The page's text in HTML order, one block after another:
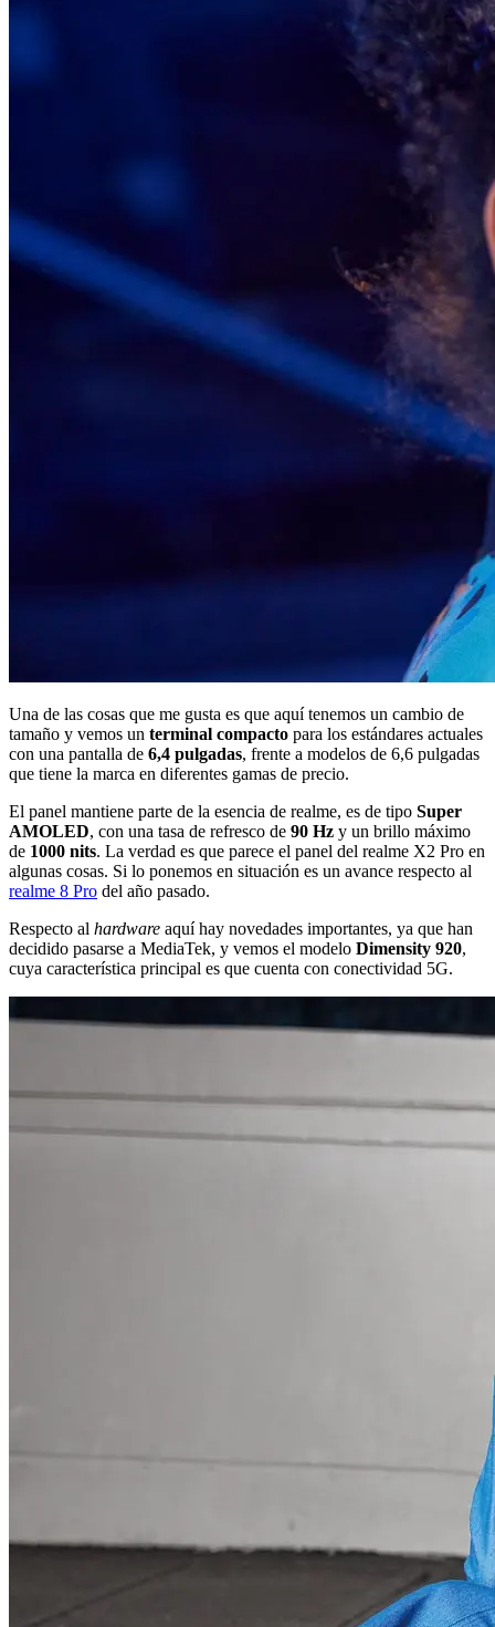
Una de las cosas que me gusta es que aquí tenemos un cambio de
tamaño y vemos un terminal compacto para los estándares actuales
con una pantalla de 6,4 pulgadas, frente a modelos de 6,6 pulgadas
que tiene la marca en diferentes gamas de precio.
El panel mantiene parte de la esencia de realme, es de tipo Super
AMOLED, con una tasa de refresco de 90 Hz y un brillo máximo
de 1000 nits. La verdad es que parece el panel del realme X2 Pro en
algunas cosas. Si lo ponemos en situación es un avance respecto al
realme 8 Pro del año pasado.
Respecto al hardware aquí hay novedades importantes, ya que han
decidido pasarse a MediaTek, y vemos el modelo Dimensity 920,
cuya característica principal es que cuenta con conectividad 5G.